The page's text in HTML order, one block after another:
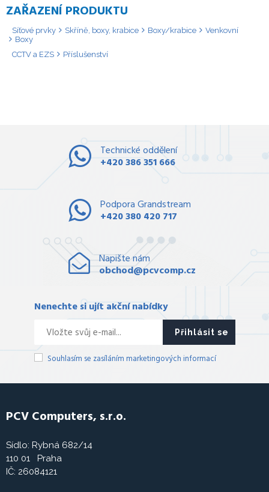
ZAŘAZENÍ PRODUKTU
Síťové prvky Skříně, boxy, krabice Boxy/krabice
Venkovní
Boxy
CCTV a EZS
Příslušenství
Technické oddělení
+420 386 351 666
Podpora Grandstream
+420 380 420 717
Napište nám
obchod@pcvcomp.cz
Nenechte si ujít akční nabídky
Přihlásit se
Souhlasím se zasíláním marketingových informací
PCV Computers, s.r.o.
Sídlo: Rybná 682/14
110 01 Praha
IČ: 26084121